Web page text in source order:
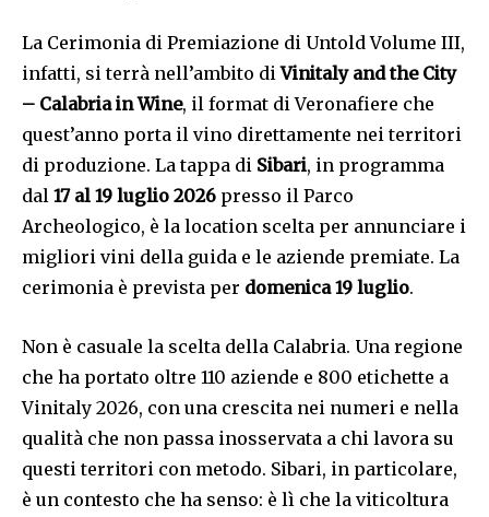
La Cerimonia di Premiazione di Untold Volume III,
infatti, si terrà nell’ambito diVinitaly and the City
– Calabria in Wine, il format di Veronafiere che
quest’anno porta il vino direttamente nei territori
di produzione. La tappa di Sibari, in programma
dal 17 al 19 luglio 2026 presso il Parco
Archeologico, è la location scelta per annunciare i
migliori vini della guida e le aziende premiate. La
cerimonia è prevista per domenica 19 luglio.
Non è casuale la scelta della Calabria. Una regione
che ha portato oltre 110 aziende e 800 etichette a
Vinitaly 2026, con una crescita nei numeri e nella
qualità che non passa inosservata a chi lavora su
questi territori con metodo. Sibari, in particolare,
è un contesto che ha senso: è lì che la viticoltura